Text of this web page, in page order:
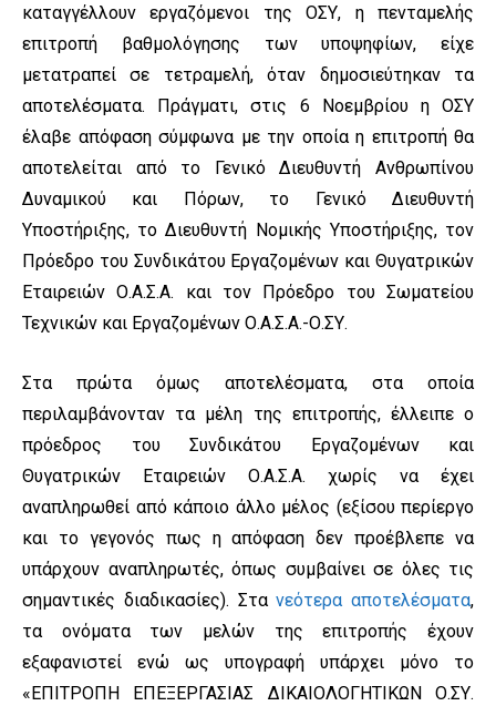
καταγγέλλουν εργαζόμενοι της ΟΣΥ, η πενταμελής
επιτροπή βαθμολόγησης των υποψηφίων, είχε
μετατραπεί σε τετραμελή, όταν δημοσιεύτηκαν τα
αποτελέσματα. Πράγματι, στις 6 Νοεμβρίου η ΟΣΥ
έλαβε απόφαση σύμφωνα με την οποία η επιτροπή θα
αποτελείται από το Γενικό Διευθυντή Ανθρωπίνου
Δυναμικού και Πόρων, το Γενικό Διευθυντή
Υποστήριξης, το Διευθυντή Νομικής Υποστήριξης, τον
Πρόεδρο του Συνδικάτου Εργαζομένων και Θυγατρικών
Εταιρειών Ο.Α.Σ.Α. και τον Πρόεδρο του Σωματείου
Τεχνικών και Εργαζομένων Ο.Α.Σ.Α.-Ο.ΣΥ.
Στα πρώτα όμως αποτελέσματα, στα οποία
περιλαμβάνονταν τα μέλη της επιτροπής, έλλειπε ο
πρόεδρος του Συνδικάτου Εργαζομένων και
Θυγατρικών Εταιρειών Ο.Α.Σ.Α. χωρίς να έχει
αναπληρωθεί από κάποιο άλλο μέλος (εξίσου περίεργο
και το γεγονός πως η απόφαση δεν προέβλεπε να
υπάρχουν αναπληρωτές, όπως συμβαίνει σε όλες τις
σημαντικές διαδικασίες). Στανεότερα αποτελέσματα,
τα ονόματα των μελών της επιτροπής έχουν
εξαφανιστεί ενώ ως υπογραφή υπάρχει μόνο το
«ΕΠΙΤΡΟΠΗ ΕΠΕΞΕΡΓΑΣΙΑΣ ΔΙΚΑΙΟΛΟΓΗΤΙΚΩΝ Ο.ΣΥ.